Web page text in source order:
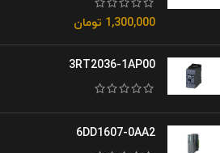
1,300,000 تومان
3RT2036-1AP00
6DD1607-0AA2